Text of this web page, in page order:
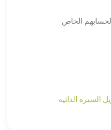
لحسابهم الخاص
السيره الذاتيه